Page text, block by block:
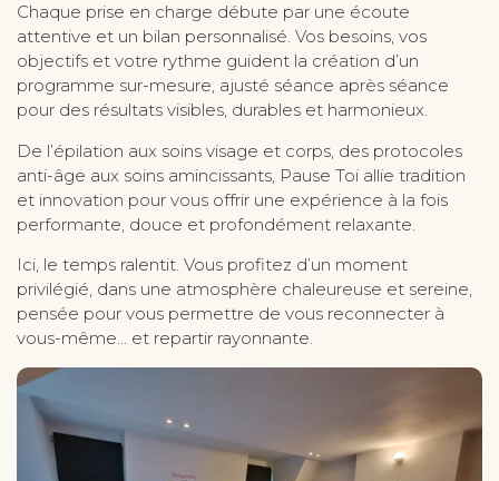
Chaque prise en charge débute par une écoute
attentive et un bilan personnalisé. Vos besoins, vos
objectifs et votre rythme guident la création d’un
programme sur-mesure, ajusté séance après séance
pour des résultats visibles, durables et harmonieux.
De l’épilation aux soins visage et corps, des protocoles
anti-âge aux soins amincissants, Pause Toi allie tradition
et innovation pour vous offrir une expérience à la fois
performante, douce et profondément relaxante.
Ici, le temps ralentit. Vous profitez d’un moment
privilégié, dans une atmosphère chaleureuse et sereine,
pensée pour vous permettre de vous reconnecter à
vous-même… et repartir rayonnante.